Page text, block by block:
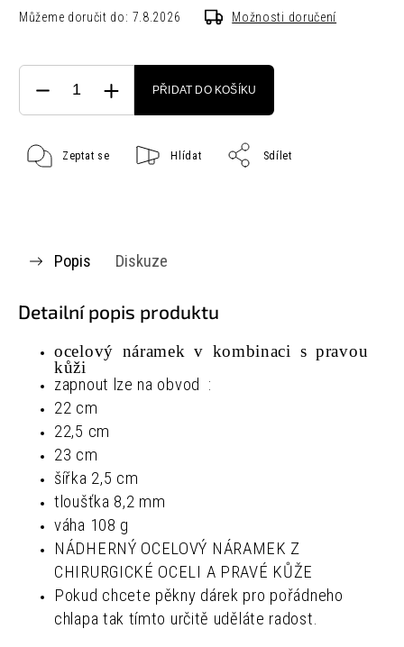
Můžeme doručit do: 7.8.2026 Možnosti doručení
PŘIDAT DO KOŠÍKU
Zeptat se Hlídat Sdílet
Popis Diskuze
Detailní popis produktu
ocelový náramek v kombinaci s pravou
kůži
zapnout lze na obvod :
22 cm
22,5 cm
23 cm
šířka 2,5 cm
tloušťka 8,2 mm
váha 108 g
NÁDHERNÝ OCELOVÝ NÁRAMEK Z
CHIRURGICKÉ OCELI A PRAVÉ KŮŽE
Pokud chcete pěkny dárek pro pořádneho
chlapa tak tímto určitě uděláte radost.